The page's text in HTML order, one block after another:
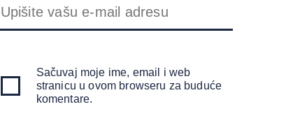
Sačuvaj moje ime, email i web
stranicu u ovom browseru za buduće
komentare.